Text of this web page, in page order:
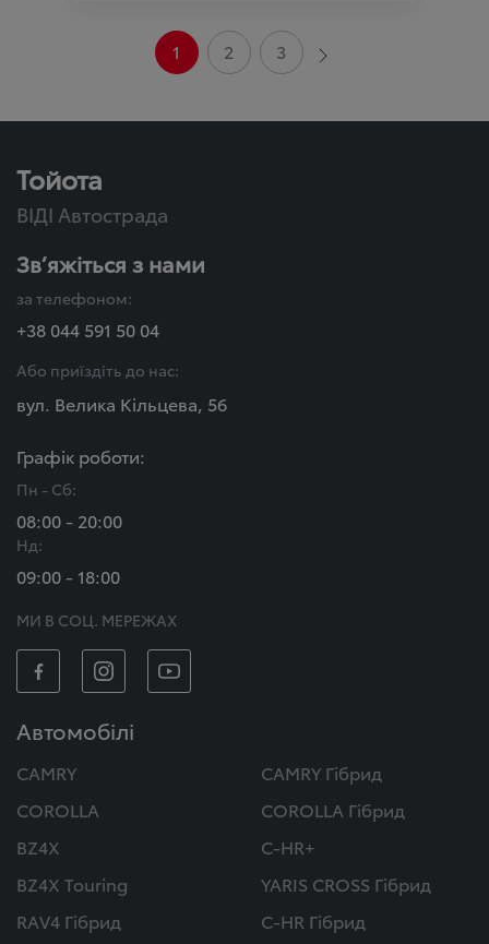
1 2 3
Тойота
ВІДІ Автострада
Зв’яжіться з нами
за телефоном:
+38 044 591 50 04
Або приїздіть до нас:
вул. Велика Кільцева, 56
Графік роботи:
Пн - Сб:
08:00 - 20:00
Нд:
09:00 - 18:00
МИ В СОЦ. МЕРЕЖАХ
Автомобілі
CAMRY
CAMRY Гібрид
COROLLA
COROLLA Гібрид
BZ4X
C-HR+
BZ4X Touring
YARIS CROSS Гібрид
RAV4 Гібрид
C-HR Гібрид